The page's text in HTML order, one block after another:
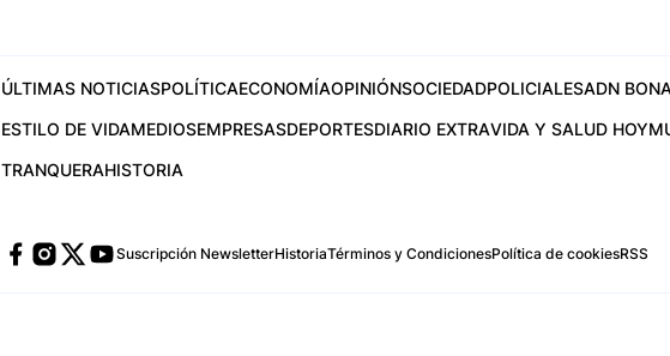
ÚLTIMAS NOTICIASPOLÍTICAECONOMÍAOPINIÓNSOCIEDADPOLICIALESADN
ESTILO DE VIDAMEDIOSEMPRESASDEPORTESDIARIO EXTRAVIDA Y SALUD HOY
TRANQUERAHISTORIA
Suscripción NewsletterHistoriaTérminos y CondicionesPolítica de cookiesRSS